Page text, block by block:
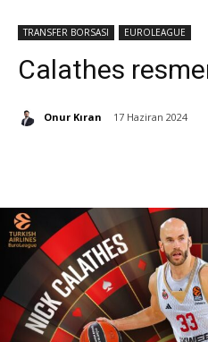
TRANSFER BORSASI EUROLEAGUE
Calathes
Onur Kıran 17 Haziran 2024